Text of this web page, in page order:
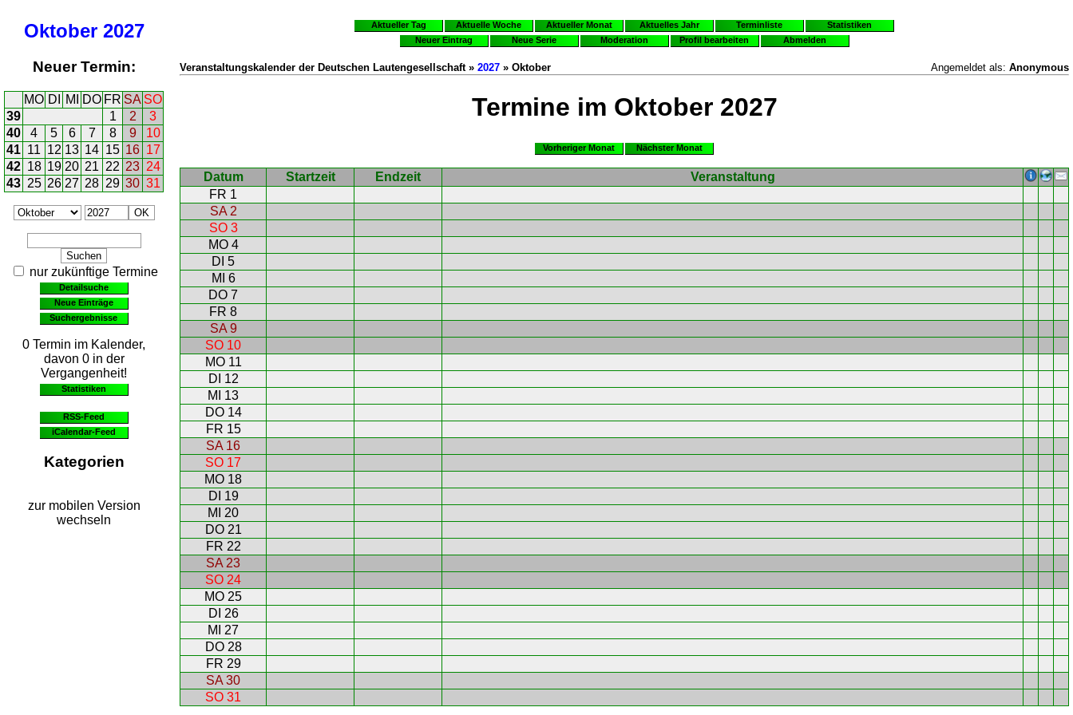
Oktober 2027
Neuer Termin:
MO DI MI DO FR SA SO
39
1 2
3
40
4 5 6 7 8 9
10
41 11 12 13 14 15 16 17
42 18 19 20 21 22 23 24
43 25 26 27 28 29 30 31
nur zukünftige Termine
Detailsuche
Neue Einträge
Suchergebnisse
0 Termin im Kalender,
davon 0 in der
Vergangenheit!
Statistiken
RSS-Feed
iCalendar-Feed
Kategorien
zur mobilen Version
wechseln
Aktueller Tag Aktuelle Woche Aktueller Monat Aktuelles Jahr Terminliste
Statistiken
Neuer Eintrag
Neue Serie Moderation Profil bearbeiten Abmelden
Veranstaltungskalender der Deutschen Lautengesellschaft » 2027 » Oktober Angemeldet als: Anonymous
Termine im Oktober 2027
Vorheriger Monat Nächster Monat
Datum Startzeit Endzeit
Veranstaltung
FR 1
SA 2
SO 3
MO 4
DI 5
MI 6
DO 7
FR 8
SA 9
SO 10
MO 11
DI 12
MI 13
DO 14
FR 15
SA 16
SO 17
MO 18
DI 19
MI 20
DO 21
FR 22
SA 23
SO 24
MO 25
DI 26
MI 27
DO 28
FR 29
SA 30
SO 31